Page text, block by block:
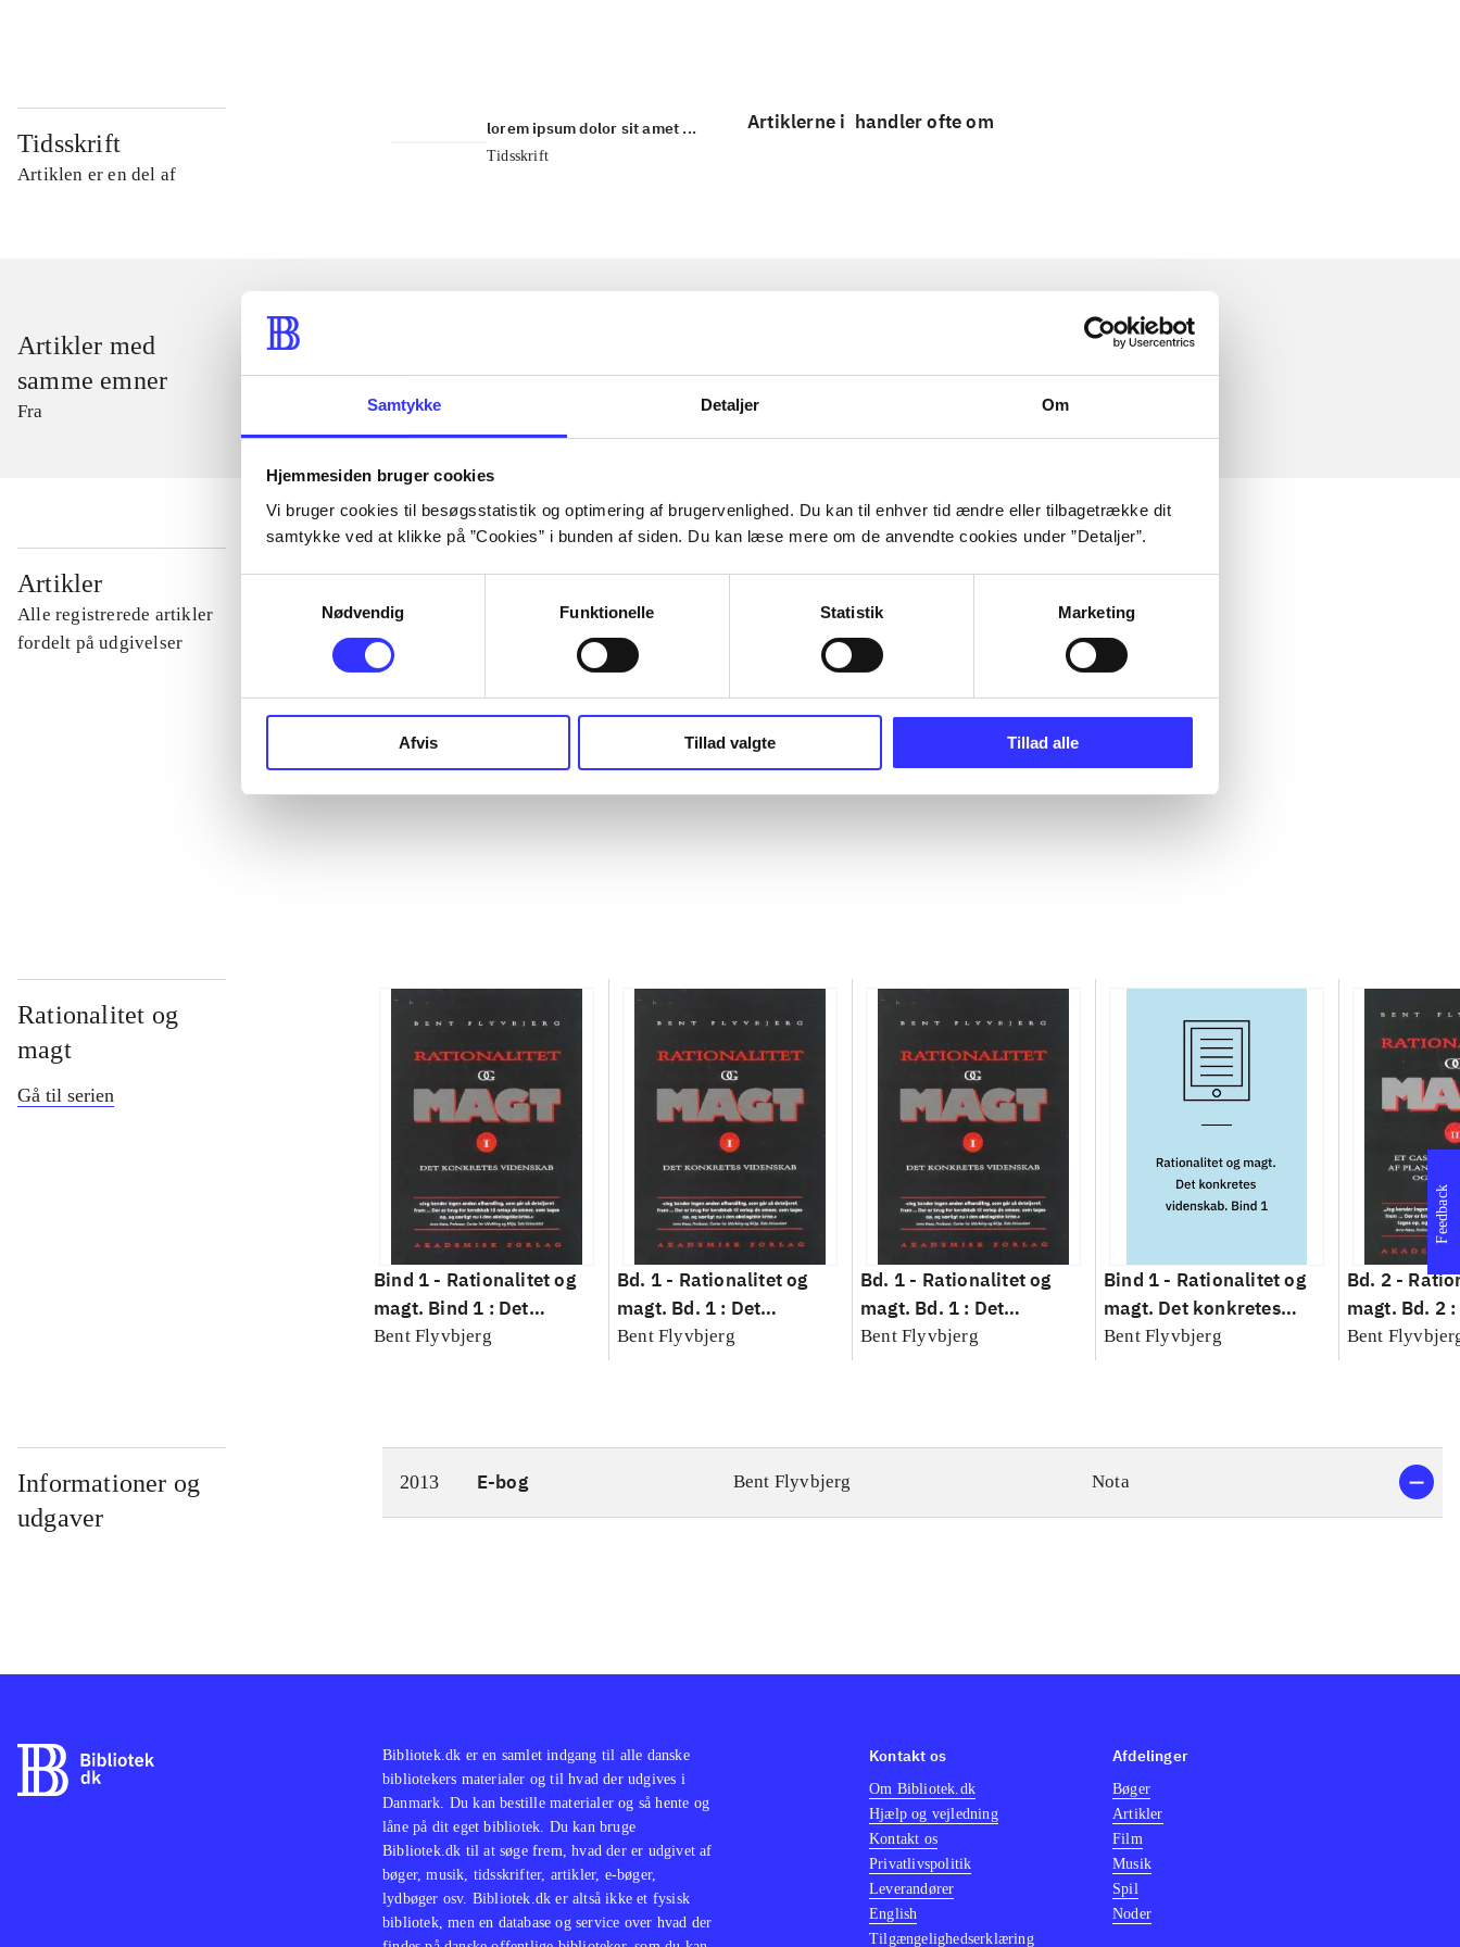
Samtykke Detaljer Om
Hjemmesiden bruger cookies
Vi bruger cookies til besøgsstatistik og optimering af brugervenlighed. Du kan til enhver tid ændre eller tilbagetrække dit
samtykke ved at klikke på ”Cookies” i bunden af siden. Du kan læse mere om de anvendte cookies under ”Detaljer”.
Nødvendig
Funktionelle Statistik Marketing
Afvis Tillad valgte Tillad alle
Tidsskrift
Artiklen er en del af
lorem ipsum dolor sit amet ...
Tidsskrift
Artiklerne i handler ofte om
Artikler med
samme emner
Fra
Artikler
Alle registrerede artikler
fordelt på udgivelser
...
Rationalitet og
magt
Gå til serien
Bind 1 - Rationalitet og
magt. Bind 1 : Det
konkretes videnskab
Bent Flyvbjerg
Bd. 1 - Rationalitet og
magt. Bd. 1 : Det
konkretes videnskab
Bent Flyvbjerg
Bd. 1 - Rationalitet og
magt. Bd. 1 : Det
konkretes videnskab
Bent Flyvbjerg
Bind 1 - Rationalitet og
magt. Det konkretes
videnskab. Bind 1
Bent Flyvbjerg
Bd. 2 -
magt. Bd. 2
baseret
Bent
Informationer og
udgaver
2013 E-bog Bent Flyvbjerg Nota
Feedback
Bibliotek.dk er en samlet indgang til alle danske
bibliotekers materialer og til hvad der udgives i
Danmark. Du kan bestille materialer og så hente og
låne på dit eget bibliotek. Du kan bruge
Bibliotek.dk til at søge frem, hvad der er udgivet af
bøger, musik, tidsskrifter, artikler, e-bøger,
lydbøger osv. Bibliotek.dk er altså ikke et fysisk
bibliotek, men en database og service over hvad der
Kontakt os
Om Bibliotek.dk
Hjælp og vejledning
Kontakt os
Privatlivspolitik
Leverandører
English
Tilgængelighedserklæring
Afdelinger
Bøger
Artikler
Film
Musik
Spil
Noder